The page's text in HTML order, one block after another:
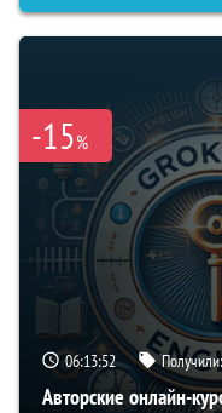
-15%
06:13:51 Получили:
Авторские онлайн-